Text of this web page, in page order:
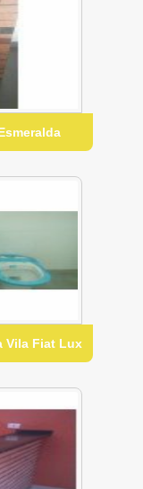
Vila Fiat Lux